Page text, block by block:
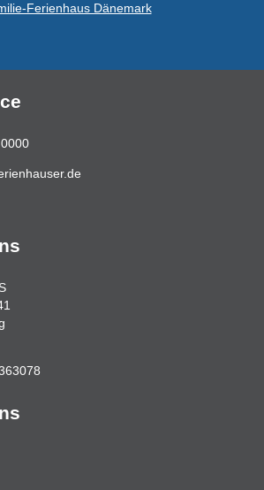
Ferienhaus Dänemark